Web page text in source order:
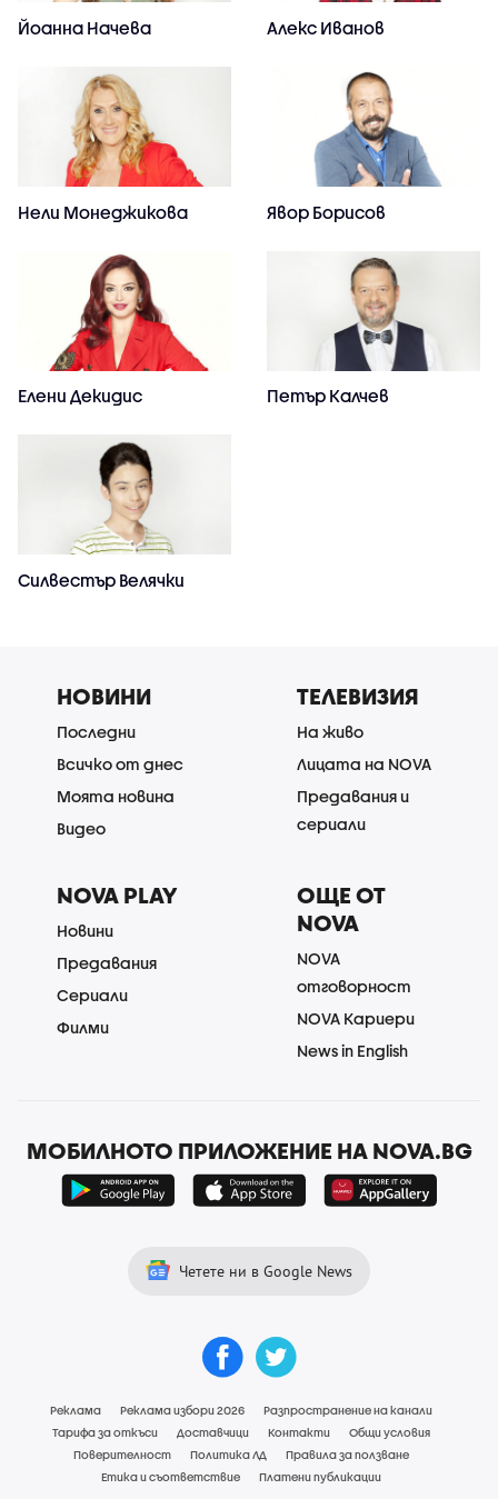
Йоанна Начева Алекс Иванов
Нели Монеджикова Явор Борисов
Елени Декидис Петър Калчев
Силвестър Велячки
НОВИНИ
Последни
Всичко от днес
Моята новина
Видео
ТЕЛЕВИЗИЯ
На живо
Лицата на NOVA
Предавания и
сериали
NOVA PLAY
Новини
Предавания
Сериали
Филми
ОЩЕ ОТ
NOVA
NOVA
отговорност
NOVA Кариери
News in English
МОБИЛНОТО ПРИЛОЖЕНИЕ НА NOVA.BG
Четете ни в Google News
Реклама Реклама избори 2026
Разпространение на канали
Тарифа за откъси
Доставчици Контакти
Общи условия
Поверителност
Политика ЛД
Правила за ползване
Етика и съответствие
Платени публикации